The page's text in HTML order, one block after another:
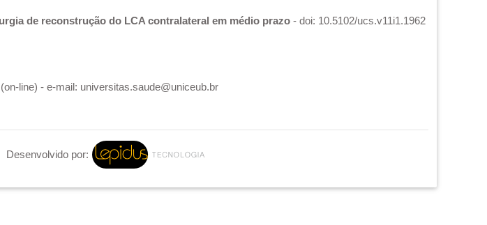
de reconstrução do LCA contralateral em médio prazo - doi: 10.5102/ucs.v11i1.1962
line) - e-mail: universitas.saude@uniceub.br
Desenvolvido por: